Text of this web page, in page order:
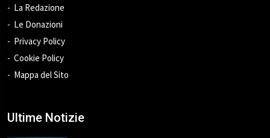
La Redazione
Le Donazioni
Privacy Policy
Cookie Policy
Mappa del Sito
Ultime Notizie